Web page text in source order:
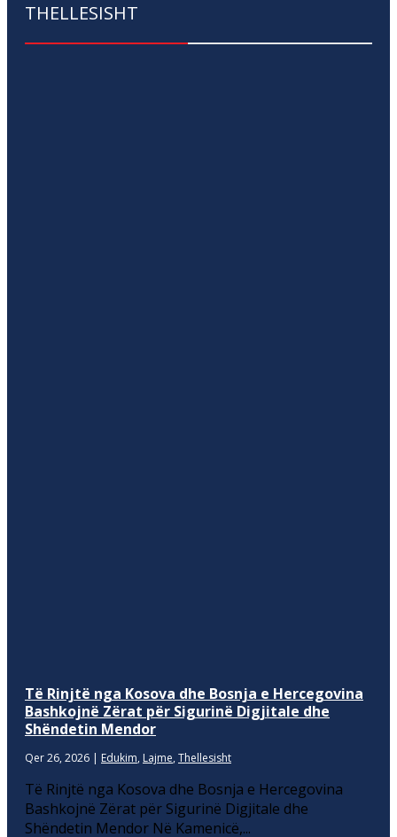
THELLESISHT
Të Rinjtë nga Kosova dhe Bosnja e Hercegovina
Bashkojnë Zërat për Sigurinë Digjitale dhe
Shëndetin Mendor
Qer 26, 2026 | Edukim, Lajme, Thellesisht
Të Rinjtë nga Kosova dhe Bosnja e Hercegovina
Bashkojnë Zërat për Sigurinë Digjitale dhe
Shëndetin Mendor Në Kamenicë,...